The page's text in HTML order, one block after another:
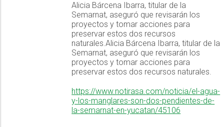
Alicia Bárcena Ibarra, titular de la
Semarnat, aseguró que revisarán los
proyectos y tomar acciones para
preservar estos dos recursos
naturales.Alicia Bárcena Ibarra, titular de la
Semarnat, aseguró que revisarán los
proyectos y tomar acciones para
preservar estos dos recursos naturales.
https://www.notirasa.com/noticia/el-agua-
y-los-manglares-son-dos-pendientes-de-
la-semarnat-en-yucatan/45106